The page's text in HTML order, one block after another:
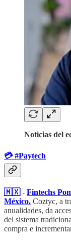
Noticias del
💳​ #Paytech
🇲🇽- Fintechs
México. Coztyc, a
anualidades, da
del sistema
compra e